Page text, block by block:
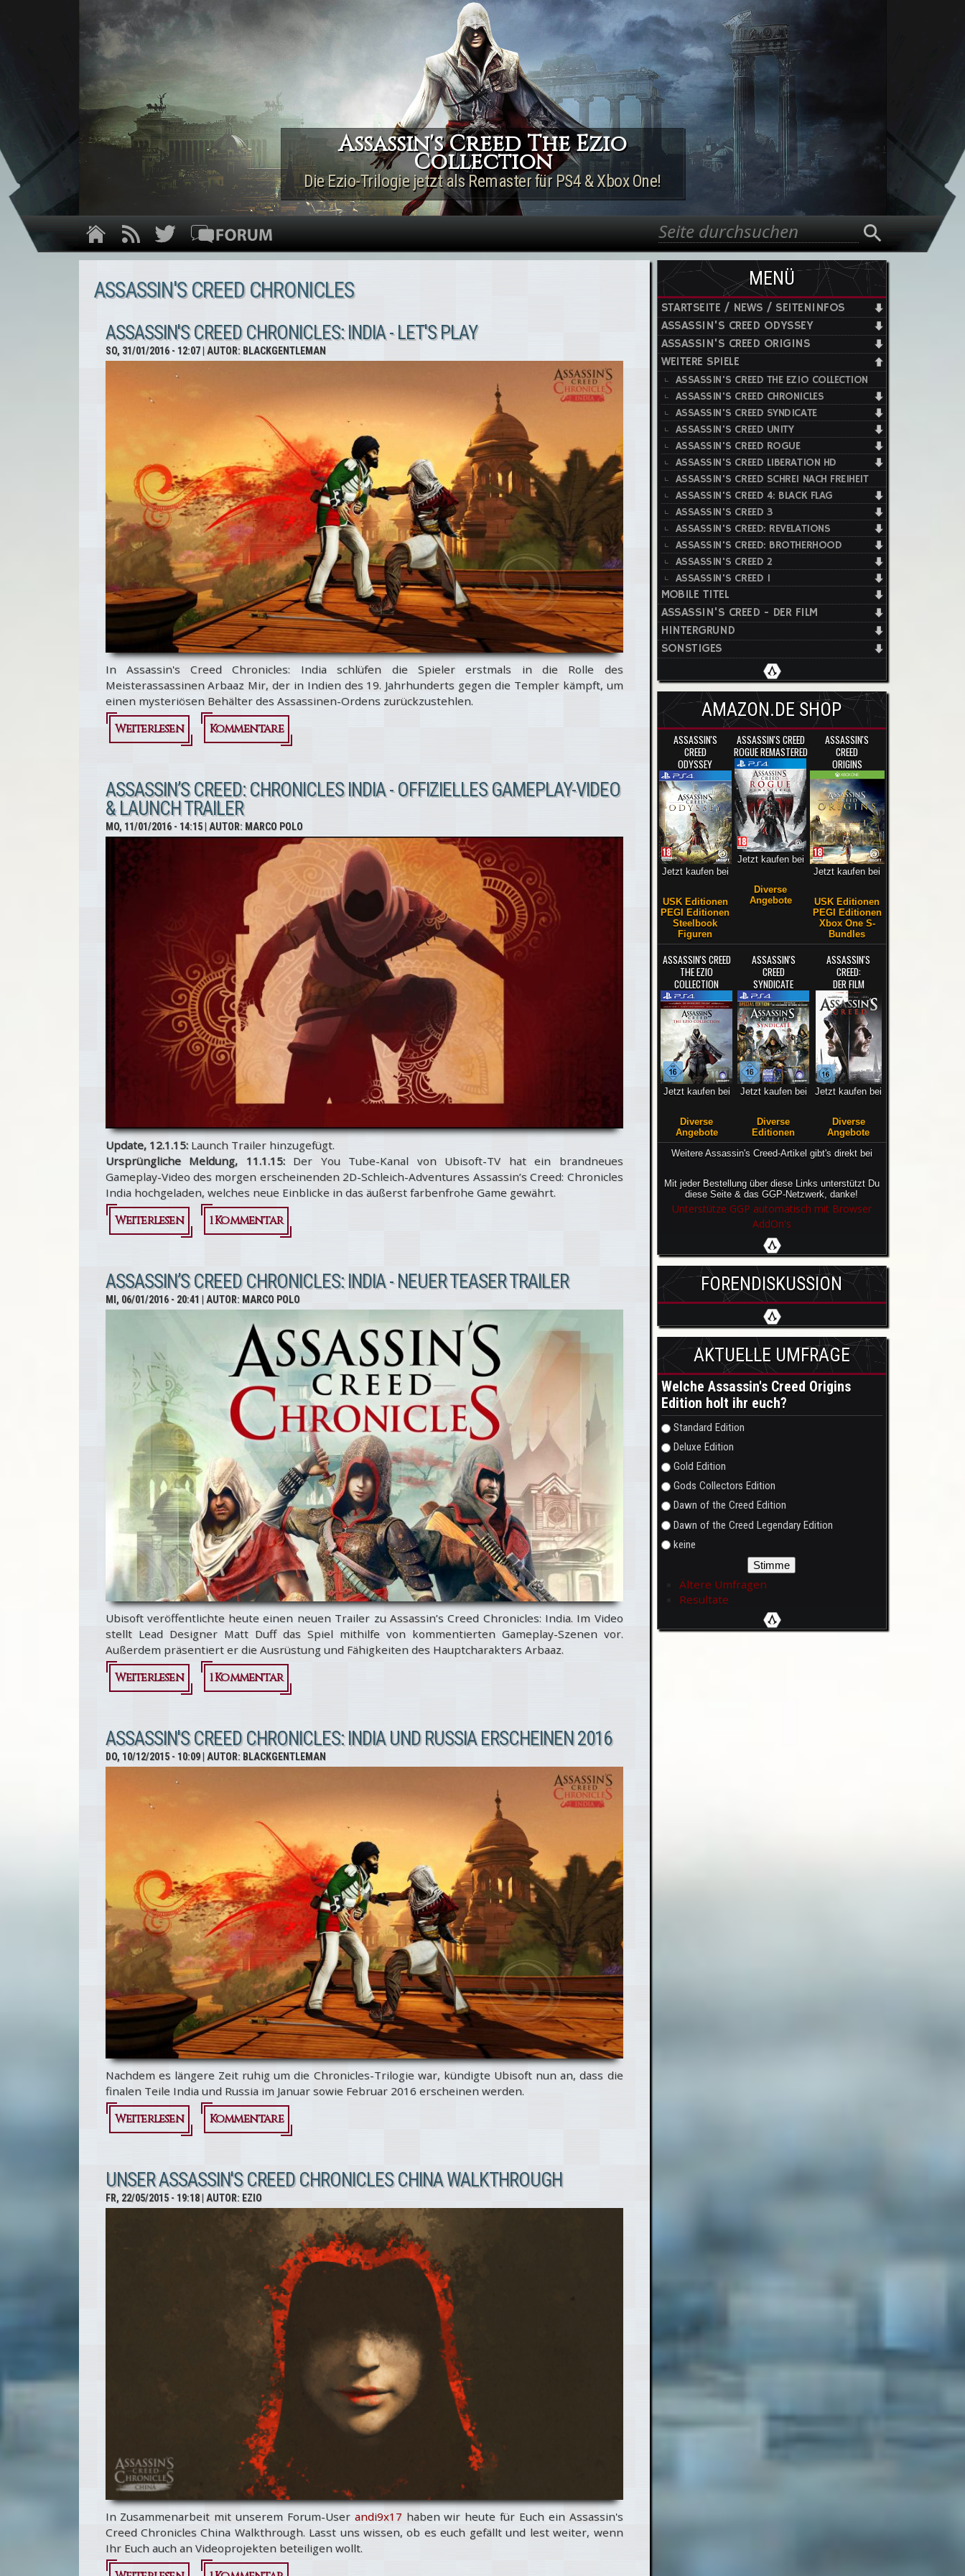
Direkt zum Inhalt
Assassin's Creed The Ezio
Collection
Die Ezio-Trilogie jetzt als Remaster für PS4 & Xbox One!
Suchformular
Suche
ASSASSIN'S CREED CHRONICLES
ASSASSIN'S CREED CHRONICLES: INDIA - LET'S PLAY
SO, 31/01/2016 - 12:07| AUTOR: BLACKGENTLEMAN
In Assassin's Creed Chronicles: India schlüfen die Spieler erstmals in die Rolle des
Meisterassassinen Arbaaz Mir, der in Indien des 19. Jahrhunderts gegen die Templer kämpft, um
einen mysteriösen Behälter des Assassinen-Ordens zurückzustehlen.
Weiterlesen
über
Creed
Chronicles:
India - Let's
Kommentare
ASSASSIN’S CREED: CHRONICLES INDIA - OFFIZIELLES GAMEPLAY-VIDEO
& LAUNCH TRAILER
MO, 11/01/2016 - 14:15| AUTOR: MARCO POLO
Update, 12.1.15:Launch Trailer hinzugefügt.
Ursprüngliche Meldung, 11.1.15:Der You Tube-Kanal von Ubisoft-TV hat ein brandneues
Gameplay-Video des morgen erscheinenden 2D-Schleich-Adventures Assassin’s Creed: Chronicles
India hochgeladen, welches neue Einblicke in das äußerst farbenfrohe Game gewährt.
Weiterlesen
über
Creed:
Chronicles
Offizielles
Gameplay-
Video &
Launch
1 Kommentar
ASSASSIN’S CREED CHRONICLES: INDIA - NEUER TEASER TRAILER
MI, 06/01/2016 - 20:41 | AUTOR: MARCO POLO
Ubisoft veröffentlichte heute einen neuen Trailer zu Assassin’s Creed Chronicles: India. Im Video
stellt Lead Designer Matt Duff das Spiel mithilfe von kommentierten Gameplay-Szenen vor.
Außerdem präsentiert er die Ausrüstung und Fähigkeiten des Hauptcharakters Arbaaz.
Weiterlesen
über
Creed
Chronicles:
1 Kommentar
ASSASSIN'S CREED CHRONICLES: INDIA UND RUSSIA ERSCHEINEN 2016
DO, 10/12/2015 - 10:09| AUTOR: BLACKGENTLEMAN
Nachdem es längere Zeit ruhig um die Chronicles-Trilogie war, kündigte Ubisoft nun an, dass die
finalen Teile India und Russia im Januar sowie Februar 2016 erscheinen werden.
Weiterlesen
über
Creed
Chronicles:
Kommentare
UNSER ASSASSIN'S CREED CHRONICLES CHINA WALKTHROUGH
FR, 22/05/2015 - 19:18| AUTOR: EZIO
In Zusammenarbeit mit unserem Forum-User andi9x17haben wir heute für Euch ein Assassin's
Creed Chronicles China Walkthrough. Lasst uns wissen, ob es euch gefällt und lest weiter, wenn
Ihr Euch auch an Videoprojekten beteiligen wollt.
MENÜ
STARTSEITE / NEWS / SEITENINFOS
ASSASSIN'S CREED ODYSSEY
ASSASSIN'S CREED ORIGINS
WEITERE SPIELE
ASSASSIN'S CREED THE EZIO COLLECTION
ASSASSIN'S CREED CHRONICLES
ASSASSIN'S CREED SYNDICATE
ASSASSIN'S CREED UNITY
ASSASSIN'S CREED ROGUE
ASSASSIN'S CREED LIBERATION HD
ASSASSIN'S CREED SCHREI NACH FREIHEIT
ASSASSIN'S CREED 4: BLACK FLAG
ASSASSIN'S CREED 3
ASSASSIN'S CREED: REVELATIONS
ASSASSIN'S CREED: BROTHERHOOD
ASSASSIN'S CREED 2
ASSASSIN'S CREED 1
MOBILE TITEL
ASSASSIN'S CREED - DER FILM
HINTERGRUND
SONSTIGES
AMAZON.DE SHOP
ASSASSIN'S
CREED
ODYSSEY
Jetzt kaufen bei
USK Editionen
PEGI Editionen
Steelbook
Figuren
ASSASSIN'S CREED
ROGUE REMASTERED
Jetzt kaufen bei
Diverse
Angebote
ASSASSIN'S
CREED
ORIGINS
Jetzt kaufen bei
USK Editionen
PEGI Editionen
Xbox One S-
Bundles
ASSASSIN'S CREED
THE EZIO
COLLECTION
Jetzt kaufen bei
Diverse
Angebote
ASSASSIN'S
CREED
SYNDICATE
Jetzt kaufen bei
Diverse
Editionen
ASSASSIN'S
CREED:
DER FILM
Jetzt kaufen bei
Diverse
Angebote
Weitere Assassin's Creed-Artikel gibt's direkt bei
Mit jeder Bestellung über diese Links unterstützt Du
diese Seite & das GGP-Netzwerk, danke!
Unterstütze GGP automatisch mit Browser
AddOn's
FORENDISKUSSION
AKTUELLE UMFRAGE
Welche Assassin's Creed Origins
Edition holt ihr euch?
Auswahlmöglichkeiten
Standard Edition
Deluxe Edition
Gold Edition
Gods Collectors Edition
Dawn of the Creed Edition
Dawn of the Creed Legendary Edition
keine
Ältere Umfragen
Resultate